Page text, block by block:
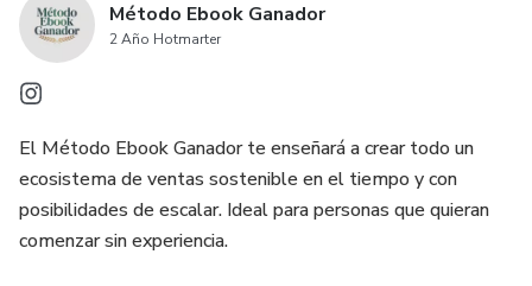
Método Ebook Ganador
2 Año Hotmarter
El Método Ebook Ganador te enseñará a crear todo un
ecosistema de ventas sostenible en el tiempo y con
posibilidades de escalar. Ideal para personas que quieran
comenzar sin experiencia.